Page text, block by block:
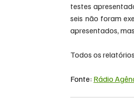
testes
seis não foram
apresentados,
Todos os
Fonte: Rádio